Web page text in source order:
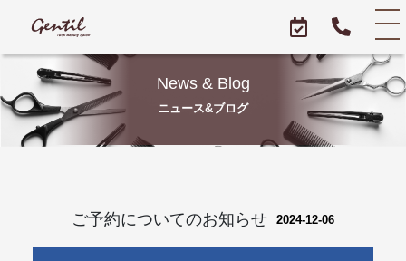
News & Blog
ニュース&ブログ
ご予約についてのお知らせ 2024-12-06